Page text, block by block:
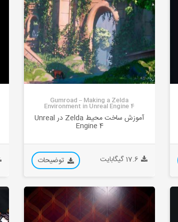
Gumroad – Making a Zelda
Environment in Unreal Engine 4
آموزش ساخت محیط Zelda در Unreal
Engine 4
17.6 گیگابایت توضیحات